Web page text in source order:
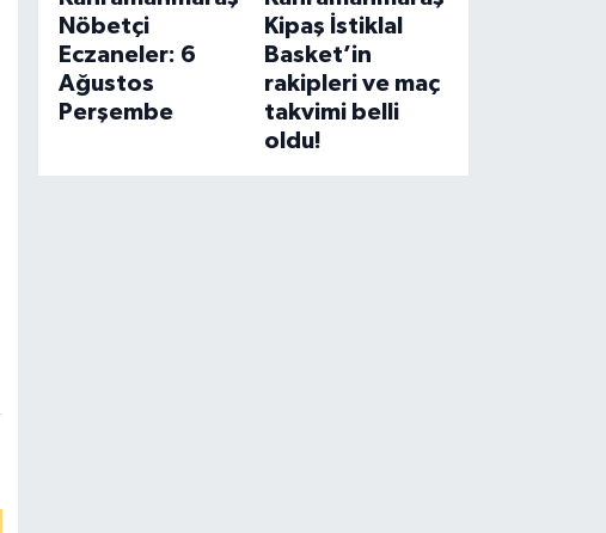
Nöbetçi
Eczaneler: 6
Ağustos
Perşembe
Kipaş İstiklal
Basket’in
rakipleri ve maç
takvimi belli
oldu!